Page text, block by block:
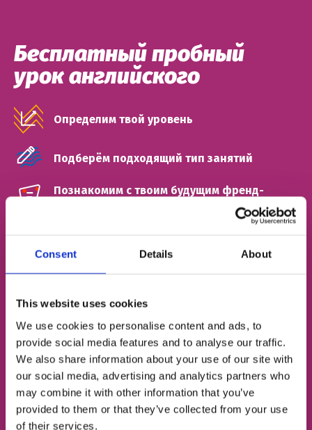
Consent Details About
This website uses cookies
We use cookies to personalise content and ads, to
provide social media features and to analyse our traffic.
We also share information about your use of our site with
our social media, advertising and analytics partners who
may combine it with other information that you’ve
provided to them or that they’ve collected from your use
of their services.
Бесплатный пробный
урок английского
Определим твой уровень
Подберём подходящий тип занятий
Познакомим с твоим будущим френд-
НОМЕР ТЕЛЕФОНА
ЭЛЕКТРОННАЯ ПОЧТА
Согласен с политикой конфиденциальности